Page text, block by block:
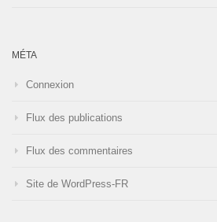
MÉTA
Connexion
Flux des publications
Flux des commentaires
Site de WordPress-FR